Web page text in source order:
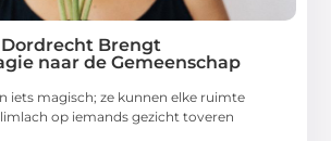
Brengt
naar de Gemeenschap
iets magisch; ze kunnen elke ruimte
op iemands gezicht toveren